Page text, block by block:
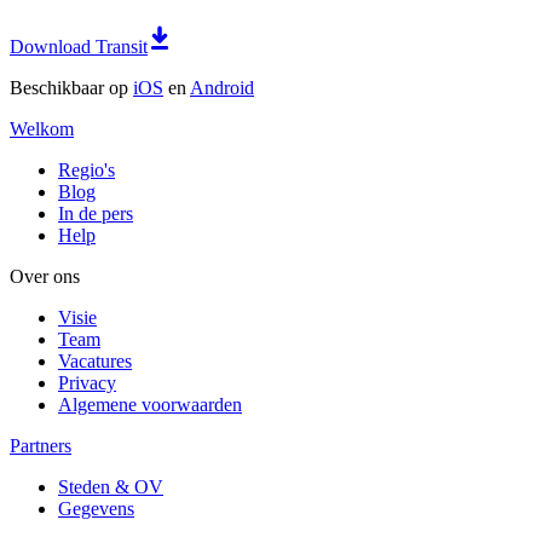
Download Transit
Beschikbaar op iOS en Android
Welkom
Regio's
Blog
In de pers
Help
Over ons
Visie
Team
Vacatures
Privacy
Algemene voorwaarden
Partners
Steden & OV
Gegevens